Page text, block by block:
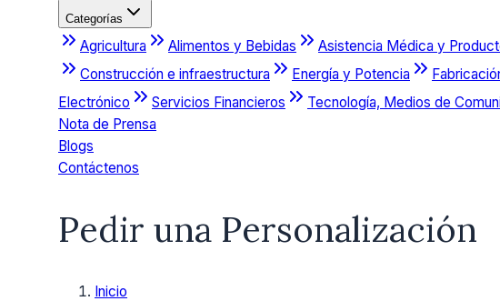
Categorías
Agricultura Alimentos y Bebidas Asistencia Médica y
Construcción e infraestructura
Energía y Potencia
Electrónico
Servicios Financieros Tecnología, Medios de
Nota de Prensa
Blogs
Contáctenos
Pedir una Personalización
Inicio